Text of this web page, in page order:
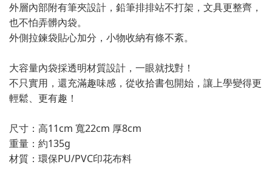
外層內部附有筆夾設計，鉛筆排排站不打架，文具更整齊，
也不怕弄髒內袋。
外側拉鍊袋貼心加分，小物收納有條不紊。
大容量內袋採透明材質設計，一眼就找對！
不只實用，還充滿趣味感，從收拾書包開始，讓上學變得更
輕鬆、更有趣！
尺寸：高11cm 寬22cm 厚8cm
重量：約135g
材質：環保PU/PVC印花布料